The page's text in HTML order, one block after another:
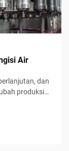
Air
dan
produksi